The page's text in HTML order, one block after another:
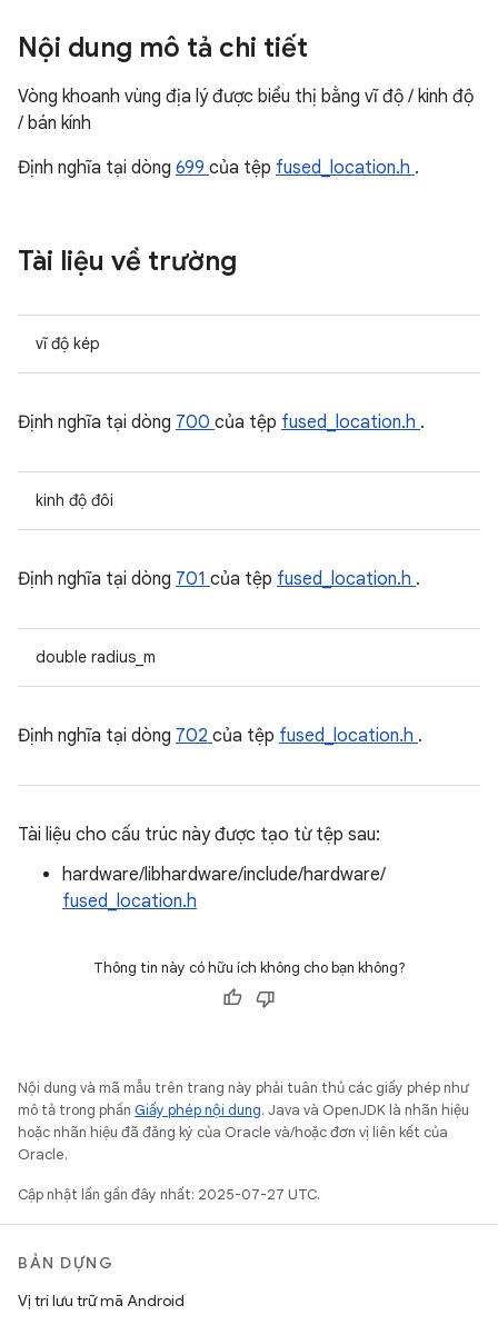
Nội dung mô tả chi tiết
Vòng khoanh vùng địa lý được biểu thị bằng vĩ độ / kinh độ
/ bán kính
Định nghĩa tại dòng 699 của tệp fused_location.h .
Tài liệu về trường
vĩ độ kép
Định nghĩa tại dòng 700 của tệp fused_location.h .
kinh độ đôi
Định nghĩa tại dòng 701 của tệp fused_location.h .
double radius_m
Định nghĩa tại dòng 702 của tệp fused_location.h .
Tài liệu cho cấu trúc này được tạo từ tệp sau:
hardware/libhardware/include/hardware/
fused_location.h
Thông tin này có hữu ích không cho bạn không?
Nội dung và mã mẫu trên trang này phải tuân thủ các giấy phép như
mô tả trong phần Giấy phép nội dung. Java và OpenJDK là nhãn hiệu
hoặc nhãn hiệu đã đăng ký của Oracle và/hoặc đơn vị liên kết của
Oracle.
Cập nhật lần gần đây nhất: 2025-07-27 UTC.
BẢN DỰNG
Vị trí lưu trữ mã Android